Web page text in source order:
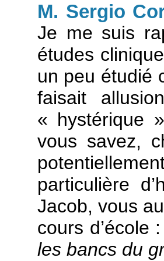
M. Sergio
Je me suis
études
un peu étudié
faisait
« hystérique
vous savez,
particulière
Jacob, vous
cours
les bancs du